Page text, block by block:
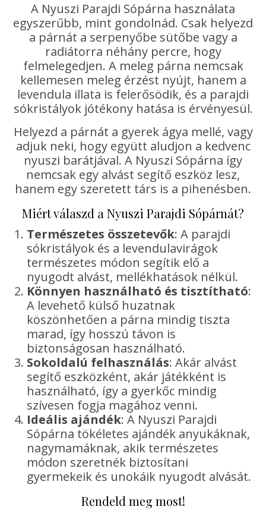
A Nyuszi Parajdi Sópárna használata
egyszerűbb, mint gondolnád. Csak helyezd
a párnát a serpenyőbe sütőbe vagy a
radiátorra néhány percre, hogy
felmelegedjen. A meleg párna nemcsak
kellemesen meleg érzést nyújt, hanem a
levendula illata is felerősödik, és a parajdi
sókristályok jótékony hatása is érvényesül.
Helyezd a párnát a gyerek ágya mellé, vagy
adjuk neki, hogy együtt aludjon a kedvenc
nyuszi barátjával. A Nyuszi Sópárna így
nemcsak egy alvást segítő eszköz lesz,
hanem egy szeretett társ is a pihenésben.
Miért válaszd a Nyuszi Parajdi Sópárnát?
Természetes összetevők: A parajdi
sókristályok és a levendulavirágok
természetes módon segítik elő a
nyugodt alvást, mellékhatások nélkül.
Könnyen használható és tisztítható:
A levehető külső huzatnak
köszönhetően a párna mindig tiszta
marad, így hosszú távon is
biztonságosan használható.
Sokoldalú felhasználás: Akár alvást
segítő eszközként, akár játékként is
használható, így a gyerkőc mindig
szívesen fogja magához venni.
Ideális ajándék: A Nyuszi Parajdi
Sópárna tökéletes ajándék anyukáknak,
nagymamáknak, akik természetes
módon szeretnék biztosítani
gyermekeik és unokáik nyugodt alvását.
Rendeld meg most!